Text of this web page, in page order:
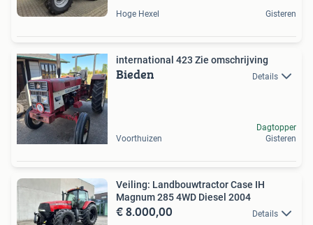
Hoge Hexel Gisteren
international 423 Zie omschrijving
Bieden Details
Voorthuizen
Dagtopper
Gisteren
Veiling: Landbouwtractor Case IH
Magnum 285 4WD Diesel 2004
€ 8.000,00 Details